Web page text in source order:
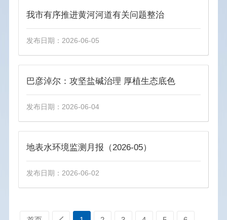
重点领域信息公开
养老服务
乡村振兴
义务教育
生态环境
安全生产
产品质量
招商引资
我市有序推进黄河河道有关问题整治
发布日期：2026-06-05
巴彦淖尔：攻坚盐碱治理 厚植生态底色
发布日期：2026-06-04
地表水环境监测月报（2026-05）
发布日期：2026-06-02